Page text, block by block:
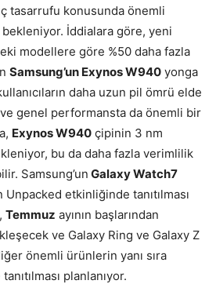
tasarrufu konusunda önemli
İddialara göre, yeni
modellere göre %50 daha fazla
Samsung’un Exynos W940 yonga
daha uzun pil ömrü elde
genel performansta da önemli bir
Exynos W940 çipinin 3 nm
bu da daha fazla verimlilik
Samsung’un Galaxy Watch7
etkinliğinde tanıtılması
Temmuz ayının başlarından
ve Galaxy Ring ve Galaxy Z
önemli ürünlerin yanı sıra
planlanıyor.